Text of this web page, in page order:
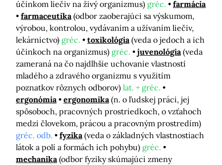
účinkom liečiv na živý organizmus) gréc.
farmácia
farmaceutika (odbor zaoberajúci sa výskumom,
výrobou, kontrolou, vydávaním a užívaním liečiv,
lekárnictvo) gréc. toxikológia (veda o jedoch a ich
účinkoch na organizmus) gréc. juvenológia (veda
zameraná na čo najdlhšie uchovanie vlastností
mladého a zdravého organizmu s využitím
poznatkov rôznych odborov) lat. + gréc.
ergonómia
ergonomika (n. o ľudskej práci, jej
spôsoboch, pracovných prostriedkoch, o vzťahoch
medzi človekom, prácou a pracovným prostredím)
gréc. odb.
fyzika (veda o základných vlastnostiach
látok a polí a formách ich pohybu) gréc.
mechanika (odbor fyziky skúmajúci zmeny